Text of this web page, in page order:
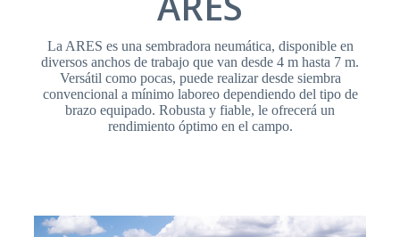
La ARES es una sembradora neumática, disponible en
diversos anchos de trabajo que van desde 4 m hasta 7 m.
Versátil como pocas, puede realizar desde siembra
convencional a mínimo laboreo dependiendo del tipo de
brazo equipado. Robusta y fiable, le ofrecerá un
rendimiento óptimo en el campo.